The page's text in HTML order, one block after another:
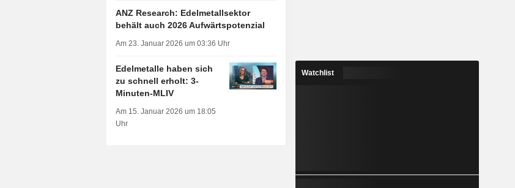
ANZ Research: Edelmetallsektor
behält auch 2026 Aufwärtspotenzial
Am 23. Januar 2026 um 03:36 Uhr
Edelmetalle haben sich
zu schnell erholt: 3-
Minuten-MLIV
Am 15. Januar 2026 um 18:05
Uhr
Watchlist